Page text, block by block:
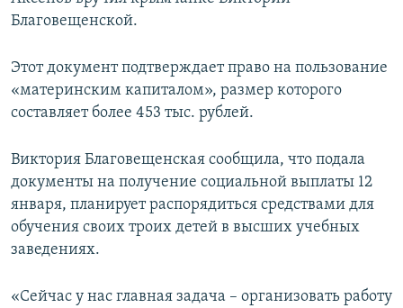
Благовещенской.
Этот документ подтверждает право на пользование
«материнским капиталом», размер которого
составляет более 453 тыс. рублей.
Виктория Благовещенская сообщила, что подала
документы на получение социальной выплаты 12
января, планирует распорядиться средствами для
обучения своих троих детей в высших учебных
заведениях.
«Сейчас у нас главная задача – организовать работу